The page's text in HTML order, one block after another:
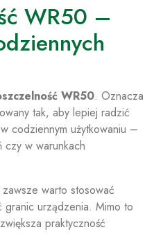
WR50 –
WR50. Oznacza
tak, aby lepiej radzić
codziennym użytkowaniu –
czy w warunkach
warto stosować
urządzenia. Mimo to
praktyczność